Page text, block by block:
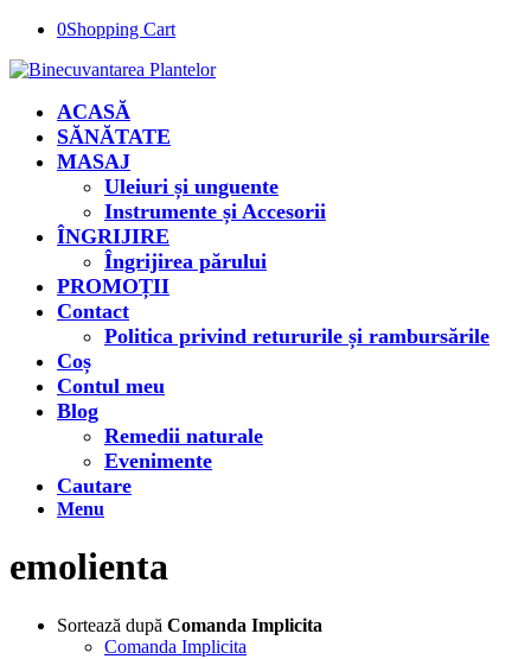
0Shopping Cart
ACASĂ
SĂNĂTATE
MASAJ
Uleiuri și unguente
Instrumente și Accesorii
ÎNGRIJIRE
Îngrijirea părului
PROMOȚII
Contact
Politica privind retururile și rambursările
Coș
Contul meu
Blog
Remedii naturale
Evenimente
Cautare
Menu
emolienta
Sortează după Comanda Implicita
Comanda Implicita